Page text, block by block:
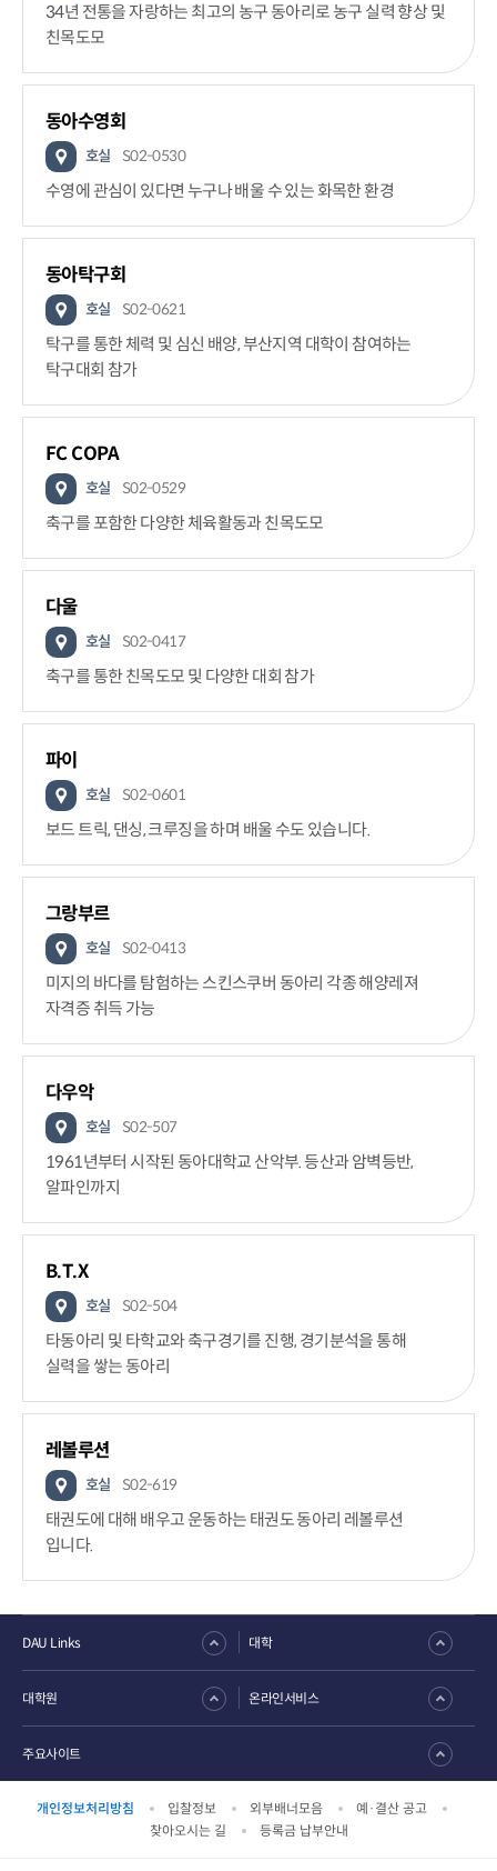
34년 전통을 자랑하는 최고의 농구 동아리로 농구 실력 향상 및
친목도모
동아수영회
호실 S02-0530
수영에 관심이 있다면 누구나 배울 수 있는 화목한 환경
동아탁구회
호실 S02-0621
탁구를 통한 체력 및 심신 배양, 부산지역 대학이 참여하는
탁구대회 참가
FC COPA
호실 S02-0529
축구를 포함한 다양한 체육활동과 친목도모
다울
호실 S02-0417
축구를 통한 친목도모 및 다양한 대회 참가
파이
호실 S02-0601
보드 트릭, 댄싱, 크루징을 하며 배울 수도 있습니다.
그랑부르
호실 S02-0413
미지의 바다를 탐험하는 스킨스쿠버 동아리 각종 해양레져
자격증 취득 가능
다우악
호실 S02-507
1961년부터 시작된 동아대학교 산악부. 등산과 암벽등반,
알파인까지
B.T.X
호실 S02-504
타동아리 및 타학교와 축구경기를 진행, 경기분석을 통해
실력을 쌓는 동아리
레볼루션
호실 S02-619
태권도에 대해 배우고 운동하는 태권도 동아리 레볼루션
입니다.
개인정보처리방침 입찰정보 외부배너모음
예·결산 공고
찾아오시는 길
등록금 납부안내
DAU Links 대학
대학원 온라인서비스
주요사이트